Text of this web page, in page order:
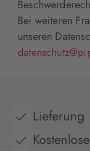
Bei weiteren
unseren
Lieferung